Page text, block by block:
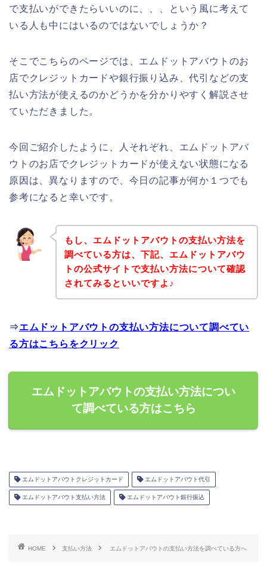
で支払いができたらいいのに、、、という風に考えて
いる人も中にはいるのではないでしょうか？
そこでこちらのページでは、エムドットアバウトのお
店でクレジットカードや銀行振り込み、代引などの支
払い方法が使えるのかどうかを分かりやすく解説させ
ていただきました。
今回ご紹介したように、人それぞれ、エムドットアバ
ウトのお店でクレジットカードが使えない状態になる
原因は、異なりますので、今日の記事が何か１つでも
参考になると幸いです。
もし、エムドットアバウトの支払い方法を
調べている方は、下記、エムドットアバウ
トの公式サイトで支払い方法について確認
されてみるといいですよ♪
⇒エムドットアバウトの支払い方法について調べてい
る方はこちらをクリック
エムドットアバウトの支払い方法につい
て調べている方はこちら
エムドットアバウトクレジットカード エムドットアバウト代引
エムドットアバウト支払い方法 エムドットアバウト銀行振込
HOME 支払い方法 エムドットアバウトの支払い方法を調べている方へ